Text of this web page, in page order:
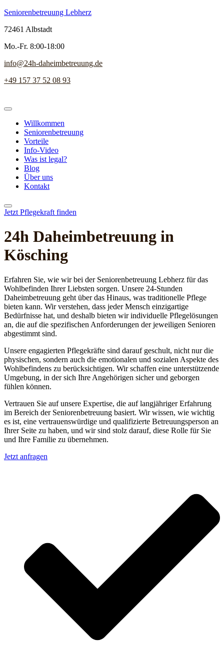
Seniorenbetreuung Lebherz
72461 Albstadt
Mo.-Fr. 8:00-18:00
info@24h-daheimbetreuung.de
+49 157 37 52 08 93
Willkommen
Seniorenbetreuung
Vorteile
Info-Video
Was ist legal?
Blog
Über uns
Kontakt
Jetzt Pflegekraft finden
24h Daheim­betreuung in
Kösching
Erfahren Sie, wie wir bei der Seniorenbetreuung Lebherz für das
Wohlbefinden Ihrer Liebsten sorgen. Unsere 24-Stunden
Daheimbetreuung geht über das Hinaus, was traditionelle Pflege
bieten kann. Wir verstehen, dass jeder Mensch einzigartige
Bedürfnisse hat, und deshalb bieten wir individuelle Pflegelösungen
an, die auf die spezifischen Anforderungen der jeweiligen Senioren
abgestimmt sind.
Unsere engagierten Pflegekräfte sind darauf geschult, nicht nur die
physischen, sondern auch die emotionalen und sozialen Aspekte des
Wohlbefindens zu berücksichtigen. Wir schaffen eine unterstützende
Umgebung, in der sich Ihre Angehörigen sicher und geborgen
fühlen können.
Vertrauen Sie auf unsere Expertise, die auf langjähriger Erfahrung
im Bereich der Seniorenbetreuung basiert. Wir wissen, wie wichtig
es ist, eine vertrauenswürdige und qualifizierte Betreuungsperson an
Ihrer Seite zu haben, und wir sind stolz darauf, diese Rolle für Sie
und Ihre Familie zu übernehmen.
Jetzt anfragen